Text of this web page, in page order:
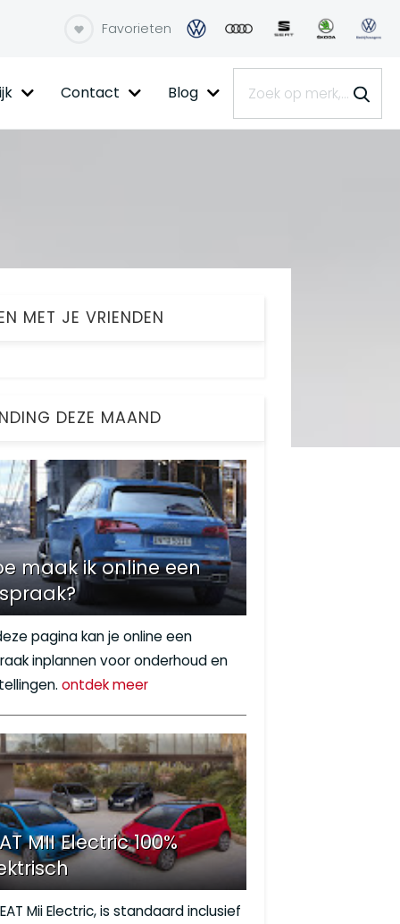
Favorieten
Contact Blog
MET JE VRIENDEN
DEZE MAAND
maak ik online een
pagina kan je online een
inplannen voor onderhoud en
ontdek meer
MII Electric 100%
Mii Electric, is standaard inclusief